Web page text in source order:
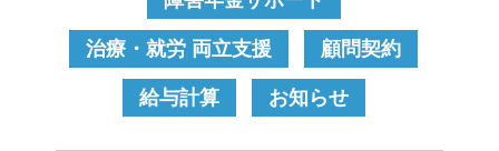
治療・就労 両立支援 顧問契約
給与計算 お知らせ